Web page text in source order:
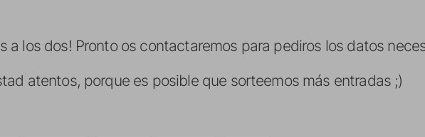
a los dos! Pronto os contactaremos para pediros los datos
atentos, porque es posible que sorteemos más entradas ;)